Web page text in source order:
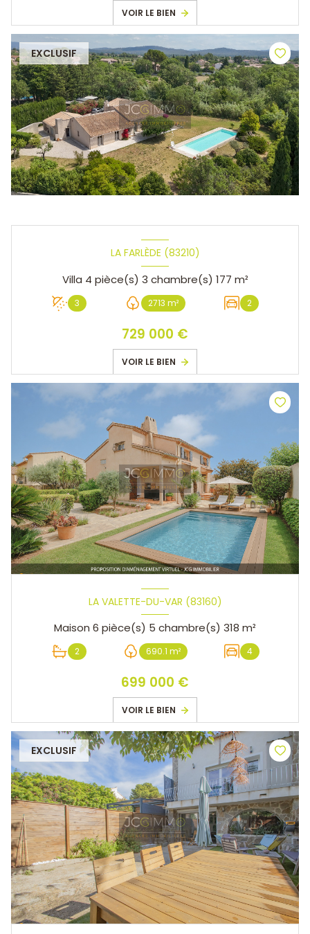
VOIR LE BIEN
EXCLUSIF
LA FARLÈDE (83210)
Villa 4 pièce(s) 3 chambre(s) 177 m²
3 2713 m² 2
729 000 €
VOIR LE BIEN
LA VALETTE-DU-VAR (83160)
Maison 6 pièce(s) 5 chambre(s) 318 m²
2 690.1 m² 4
699 000 €
VOIR LE BIEN
EXCLUSIF